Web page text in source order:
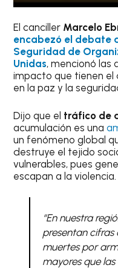
El canciller Marcelo
encabezó el debate
Seguridad de
Unidas, mencionó las
impacto que tienen el
en la paz y la
Dijo que el tráfico de
acumulación es una
un fenómeno global
destruye el tejido
vulnerables, pues
escapan a la violencia.
“En nuestra
presentan cifras
muertes por
mayores que